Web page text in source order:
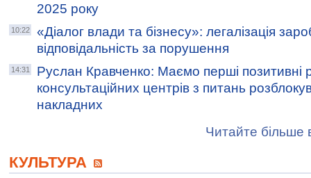
2025 року
10:22
«Діалог влади та бізнесу»: легалізація
відповідальність за порушення
14:31
Руслан Кравченко: Маємо перші позитивні
консультаційних центрів з питань
накладних
Читайте більше
КУЛЬТУРА